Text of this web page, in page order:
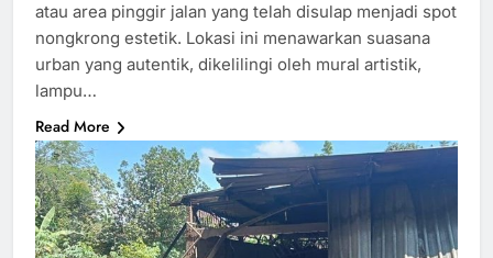
atau area pinggir jalan yang telah disulap menjadi spot
nongkrong estetik. Lokasi ini menawarkan suasana
urban yang autentik, dikelilingi oleh mural artistik,
lampu…
Read More